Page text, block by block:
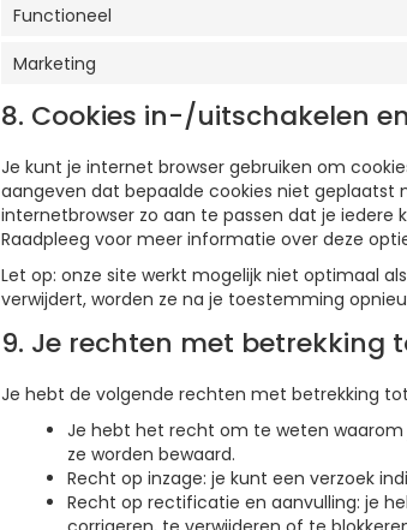
Functioneel
Marketing
8. Cookies in-/uitschakelen
Je kunt je internet browser gebruiken om
aangeven dat bepaalde cookies niet geplaatst
internetbrowser zo aan te passen dat je
Raadpleeg voor meer informatie over deze
Let op: onze site werkt mogelijk niet optimaal
verwijdert, worden ze na je toestemming
9. Je rechten met betrekking
Je hebt de volgende rechten met betrekking
Je hebt het recht om te weten waarom
ze worden bewaard.
Recht op inzage: je kunt een verzoek
Recht op rectificatie en aanvulling: je